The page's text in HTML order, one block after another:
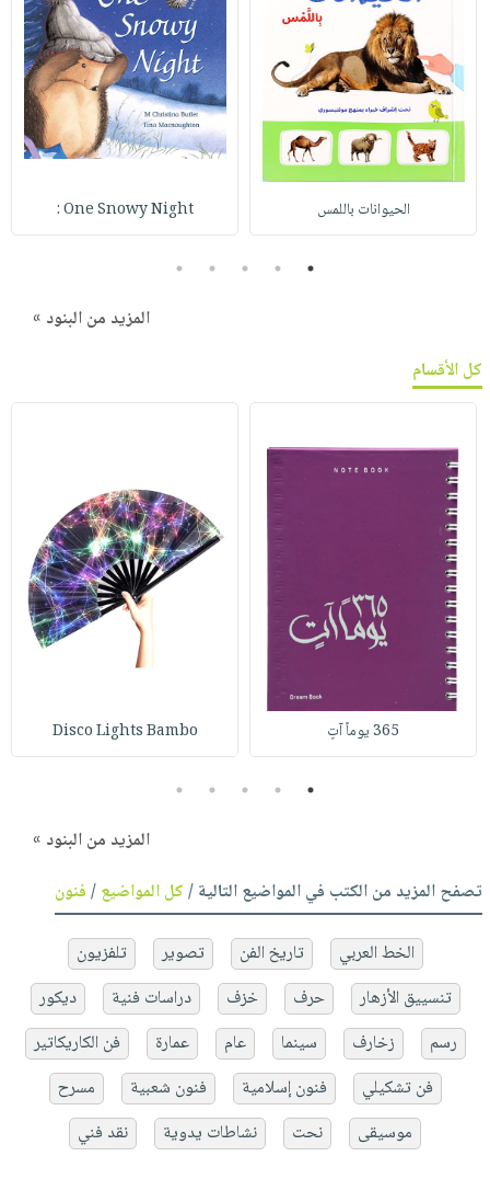
الحيوانات باللمس One Snowy Night :
1
2
3
4
5
المزيد من البنود »
كل الأقسام
365 يوماً آتٍ Disco Lights Bambo
1
2
3
4
5
المزيد من البنود »
تصفح المزيد من الكتب في المواضيع التالية /كل المواضيع/فنون
الخط العربي تاريخ الفن تصوير
تلفزيون
تنسييق الأزهار
حرف خزف دراسات فنية
ديكور
رسم
زخارف سينما عام عمارة
فن الكاريكاتير
فن تشكيلي
فنون إسلامية فنون شعبية
مسرح
موسيقى
نحت نشاطات يدوية نقد فني